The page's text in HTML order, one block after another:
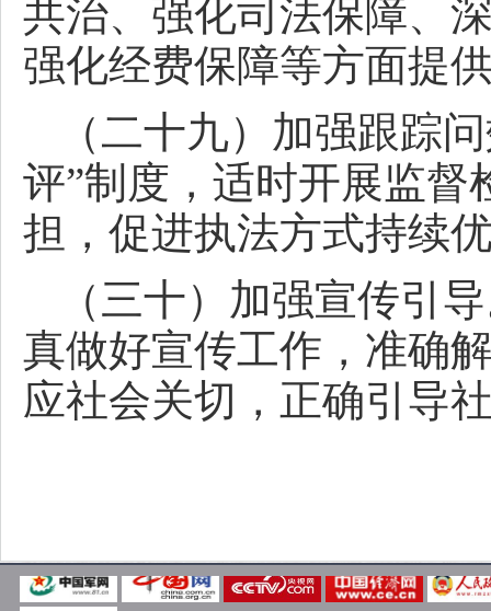
共治、强化司法保障、
强化经费保障等方面提
（二十九）加强跟踪
评”制度，适时开展监
担，促进执法方式持续
（三十）加强宣传引
真做好宣传工作，准确
应社会关切，正确引导